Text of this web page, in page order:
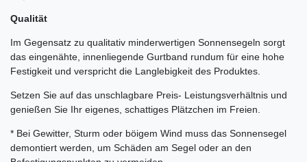
Qualität
Im Gegensatz zu qualitativ minderwertigen Sonnensegeln sorgt
das eingenähte, innenliegende Gurtband rundum für eine hohe
Festigkeit und verspricht die Langlebigkeit des Produktes.
Setzen Sie auf das unschlagbare Preis- Leistungsverhältnis und
genießen Sie Ihr eigenes, schattiges Plätzchen im Freien.
* Bei Gewitter, Sturm oder böigem Wind muss das Sonnensegel
demontiert werden, um Schäden am Segel oder an den